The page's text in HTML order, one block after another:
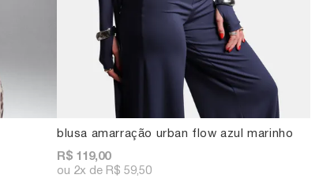
blusa amarração urban flow azul marinho
R$ 119,00
2x R$ 59,50